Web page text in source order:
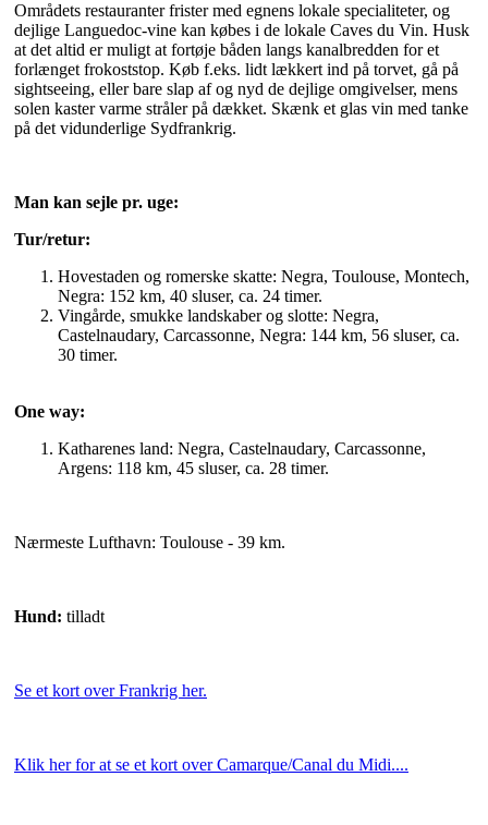
Områdets restauranter frister med egnens lokale specialiteter, og
dejlige Languedoc-vine kan købes i de lokale Caves du Vin. Husk
at det altid er muligt at fortøje båden langs kanalbredden for et
forlænget frokoststop. Køb f.eks. lidt lækkert ind på torvet, gå på
sightseeing, eller bare slap af og nyd de dejlige omgivelser, mens
solen kaster varme stråler på dækket. Skænk et glas vin med tanke
på det vidunderlige Sydfrankrig.
Man kan sejle pr. uge:
Tur/retur:
Hovestaden og romerske skatte: Negra, Toulouse, Montech,
Negra: 152 km, 40 sluser, ca. 24 timer.
Vingårde, smukke landskaber og slotte: Negra,
Castelnaudary, Carcassonne, Negra: 144 km, 56 sluser, ca.
30 timer.
One way:
Katharenes land: Negra, Castelnaudary, Carcassonne,
Argens: 118 km, 45 sluser, ca. 28 timer.
Nærmeste Lufthavn: Toulouse - 39 km.
Hund: tilladt
Se et kort over Frankrig her.
Klik her for at se et kort over Camarque/Canal du Midi....